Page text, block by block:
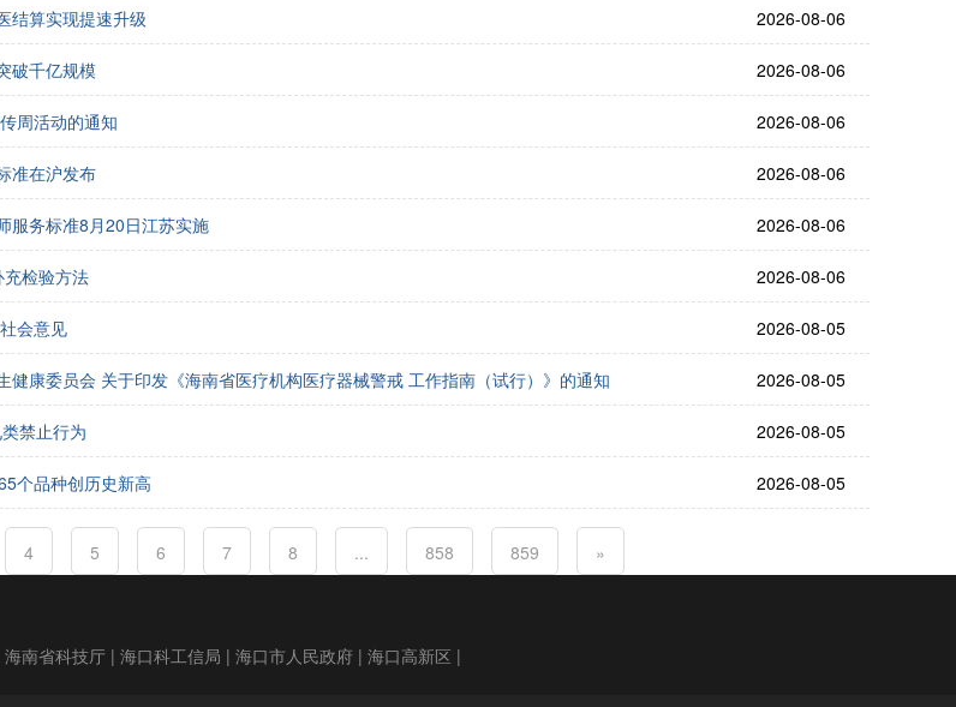
结算实现提速升级 2026-08-06
破千亿规模 2026-08-06
周活动的通知 2026-08-06
准在沪发布 2026-08-06
服务标准8月20日江苏实施 2026-08-06
检验方法 2026-08-06
会意见 2026-08-05
健康委员会 关于印发《海南省医疗机构医疗器械警戒 工作指南（试行）》的通知 2026-08-05
禁止行为 2026-08-05
个品种创历史新高 2026-08-05
4 5 6 7 8 ... 858 859 »
海南省科技厅 | 海口科工信局 | 海口市人民政府 | 海口高新区 |